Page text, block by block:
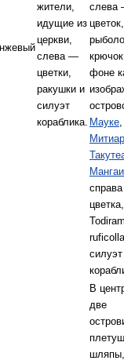
жители,
идущие из
церкви,
слева —
цветки,
ракушки и
силуэт
кораблика.
слева
цветок,
фоне
Мауке
силуэт
В
две
шляпы,